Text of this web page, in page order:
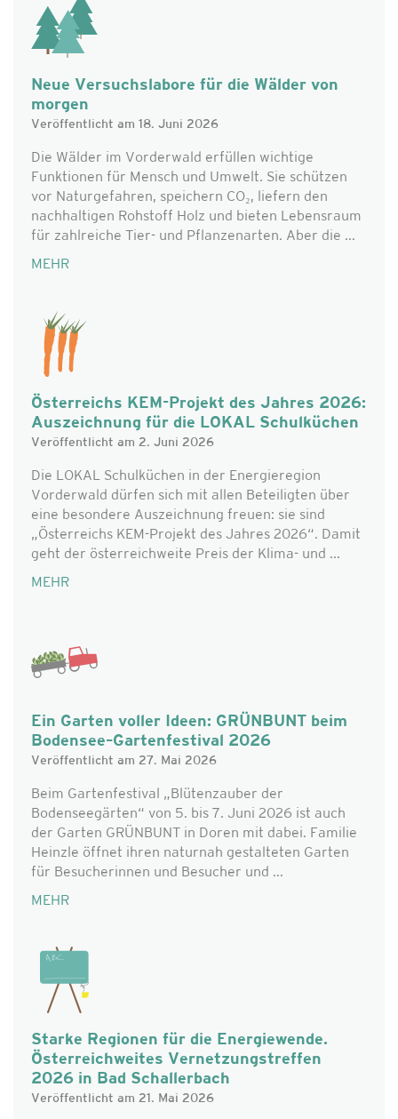
Neue Versuchslabore für die Wälder von
morgen
Veröffentlicht am 18. Juni 2026
Die Wälder im Vorderwald erfüllen wichtige
Funktionen für Mensch und Umwelt. Sie schützen
vor Naturgefahren, speichern CO₂, liefern den
nachhaltigen Rohstoff Holz und bieten Lebensraum
für zahlreiche Tier- und Pflanzenarten. Aber die ...
MEHR
Österreichs KEM-Projekt des Jahres 2026:
Auszeichnung für die LOKAL Schulküchen
Veröffentlicht am 2. Juni 2026
Die LOKAL Schulküchen in der Energieregion
Vorderwald dürfen sich mit allen Beteiligten über
eine besondere Auszeichnung freuen: sie sind
„Österreichs KEM-Projekt des Jahres 2026“. Damit
geht der österreichweite Preis der Klima- und ...
MEHR
Ein Garten voller Ideen: GRÜNBUNT beim
Bodensee–Gartenfestival 2026
Veröffentlicht am 27. Mai 2026
Beim Gartenfestival „Blütenzauber der
Bodenseegärten“ von 5. bis 7. Juni 2026 ist auch
der Garten GRÜNBUNT in Doren mit dabei. Familie
Heinzle öffnet ihren naturnah gestalteten Garten
für Besucherinnen und Besucher und ...
MEHR
Starke Regionen für die Energiewende.
Österreichweites Vernetzungstreffen
2026 in Bad Schallerbach
Veröffentlicht am 21. Mai 2026